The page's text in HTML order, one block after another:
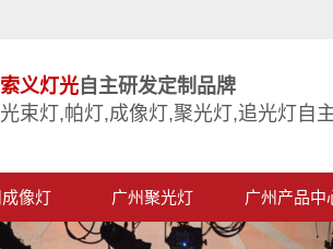
索义灯光 自主研发定制品牌
束灯,帕灯,成像灯,聚光灯,追光灯自
像灯 广州聚光灯 广州产品中